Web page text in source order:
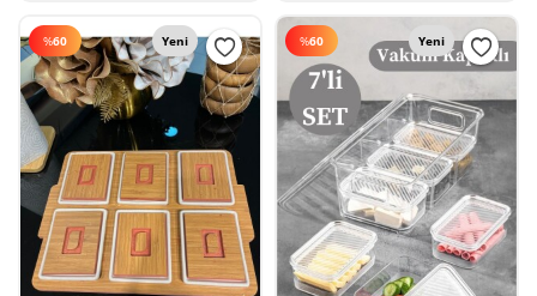
%60 Yeni %60 Yeni